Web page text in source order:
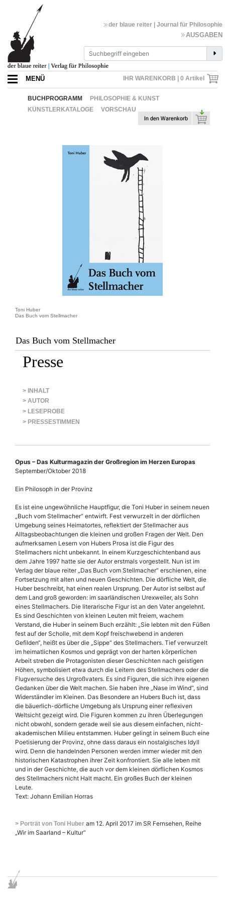
IHR WARENKORB | 0 Artikel
der blaue reiter | Journal für Philosophie
AUSGABEN
MENÜ
BUCHPROGRAMM
PHILOSOPHIE & KUNST
KÜNSTLERKATALOGE
VORSCHAU
Toni Huber
Das Buch vom Stellmacher
Das Buch vom Stellmacher
Presse
> INHALT
> AUTOR
> LESEPROBE
> PRESSESTIMMEN
Opus – Das Kulturmagazin der Großregion im Herzen Europas
September/Oktober 2018
Ein Philosoph in der Provinz
Es ist eine ungewöhnliche Hauptfigur, die Toni Huber in seinem neuen
„Buch vom Stellmacher“ entwirft. Fest verwurzelt in der dörflichen
Umgebung seines Heimatortes, reflektiert der Stellmacher aus
Alltagsbeobachtungen die kleinen und großen Fragen der Welt. Den
aufmerksamen Lesern von Hubers Prosa ist die Figur des
Stellmachers nicht unbekannt. In einem Kurzgeschichtenband aus
dem Jahre 1997 hatte sie der Autor erstmals vorgestellt. Nun ist im
Verlag der blaue reiter „Das Buch vom Stellmacher“ erschienen, eine
Fortsetzung mit alten und neuen Geschichten. Die dörfliche Welt, die
Huber beschreibt, hat einen realen Ursprung. Der Autor ist selbst auf
dem Land groß geworden: im saarländischen Urexweiler, als Sohn
eines Stellmachers. Die literarische Figur ist an den Vater angelehnt.
Es sind Geschichten von kleinen Leuten mit freiem, wachem
Verstand, die Huber in seinem Buch erzählt: „Sie lebten mit den Füßen
fest auf der Scholle, mit dem Kopf freischwebend in anderen
Gefilden“, heißt es über die „Sippe“ des Stellmachers. Tief verwurzelt
im heimatlichen Kosmos und geprägt von der harten körperlichen
Arbeit streben die Protagonisten dieser Geschichten nach geistigen
Höhen, symbolisiert etwa durch die Leitern des Stellmachers oder die
Flugversuche des Urgroßvaters. Es sind Figuren, die sich ihre eigenen
Gedanken über die Welt machen. Sie haben ihre „Nase im Wind“, sind
Widerständler im Kleinen. Das Besondere an Hubers Buch ist, dass
die bäuerlich-dörfliche Umgebung als Ursprung einer reflexiven
Weltsicht gezeigt wird. Die Figuren kommen zu ihren Überlegungen
nicht obwohl, sondern gerade weil sie aus diesem einfachen, nicht-
akademischen Milieu entstammen. Huber gelingt in seinem Buch eine
Poetisierung der Provinz, ohne dass daraus ein nostalgisches Idyll
wird. Denn die handelnden Personen werden immer wieder mit den
historischen Katastrophen ihrer Zeit konfrontiert. Sie alle leben mit
und in der Geschichte, die auch vor dem kleinen dörflichen Kosmos
des Stellmachers nicht Halt macht. Ein großes Buch der kleinen
Leute.
Text: Johann Emilian Horras
> Porträt von Toni Huber am 12. April 2017 im SR Fernsehen, Reihe
„Wir im Saarland – Kultur“